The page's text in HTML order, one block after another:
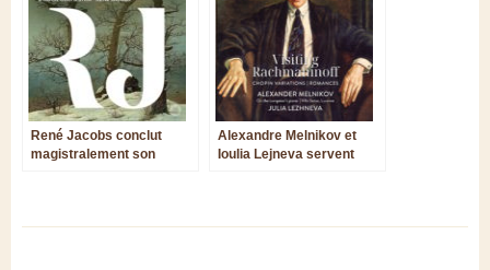
René Jacobs conclut
magistralement son
Alexandre Melnikov et
Ioulia Lejneva servent